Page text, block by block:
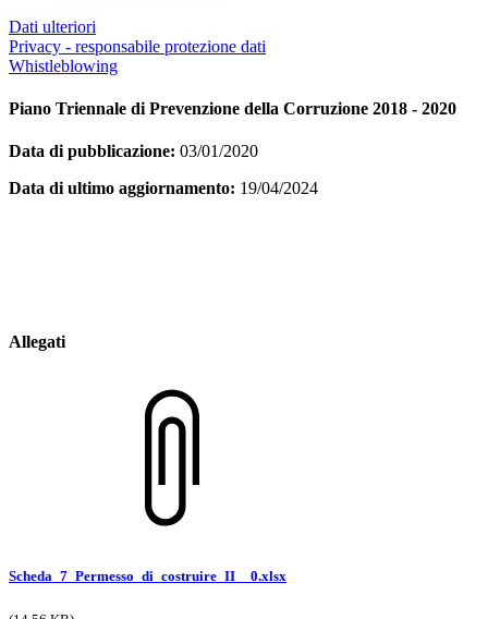
Dati ulteriori
Privacy - responsabile protezione dati
Whistleblowing
Piano Triennale di Prevenzione della Corruzione 2018 - 2020
Data di pubblicazione: 03/01/2020
Data di ultimo aggiornamento: 19/04/2024
Allegati
Scheda_7_Permesso_di_costruire_II__0.xlsx